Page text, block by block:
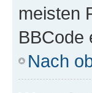
meisten
BBCode
Nach